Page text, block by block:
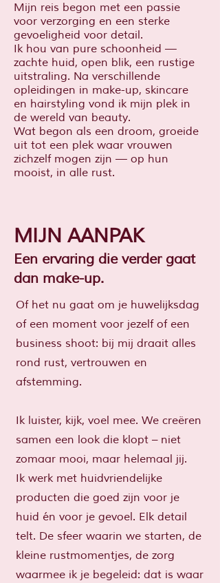
Mijn reis begon met een passie
voor verzorging en een sterke
gevoeligheid voor detail.
Ik hou van pure schoonheid —
zachte huid, open blik, een rustige
uitstraling. Na verschillende
opleidingen in make-up, skincare
en hairstyling vond ik mijn plek in
de wereld van beauty.
Wat begon als een droom, groeide
uit tot een plek waar vrouwen
zichzelf mogen zijn — op hun
mooist, in alle rust.
MIJN AANPAK
Een ervaring die verder gaat
dan make-up.
Of het nu gaat om je huwelijksdag
of een moment voor jezelf of een
business shoot: bij mij draait alles
rond rust, vertrouwen en
afstemming.
Ik luister, kijk, voel mee. We creëren
samen een look die klopt – niet
zomaar mooi, maar helemaal jij.
Ik werk met huidvriendelijke
producten die goed zijn voor je
huid én voor je gevoel. Elk detail
telt. De sfeer waarin we starten, de
kleine rustmomentjes, de zorg
waarmee ik je begeleid: dat is waar